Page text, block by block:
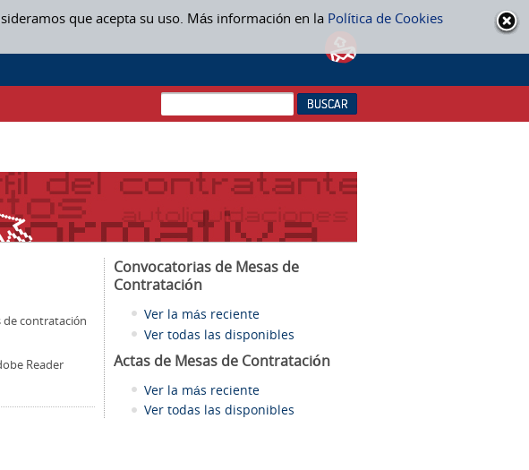
que acepta su uso. Más información en la Política de Cookies
de contratación
Reader
Convocatorias de Mesas de
Contratación
Ver la más reciente
Ver todas las disponibles
Actas de Mesas de Contratación
Ver la más reciente
Ver todas las disponibles